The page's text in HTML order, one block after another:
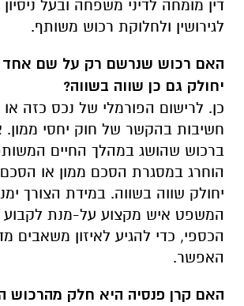
דין מומחה לדיני משפחה ובעל
לגירושין ולחלוקת רכוש משותף.
האם רכוש שנרשם רק על שם אחד
יחולק גם כן שווה בשווה?
כן. לרישום הפורמלי של נכס כזה או
חשיבות בהקשר של חוק יחסי ממון.
ברכוש שהושג במהלך החיים
הוחרג במסגרת הסכם ממון או הסכם
יחולק שווה בשווה. במידת הצורך
המשפט איש מקצוע על-מנת לקבוע
הכספי, כדי להגיע לאיזון משאבים
האפשר.
האם קרן פנסיה היא חלק מהרכוש